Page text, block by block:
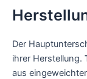
Der
ihrer Herstellung.
aus